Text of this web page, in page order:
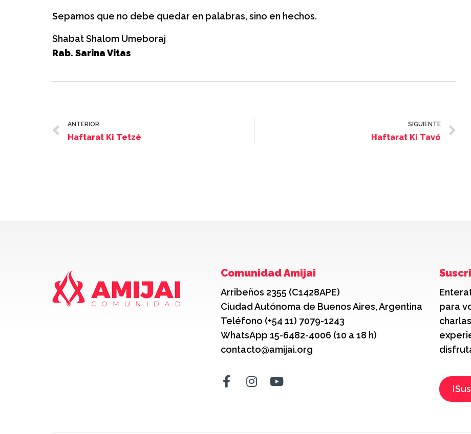
Sepamos que no debe quedar en palabras, sino en hechos.
Shabat Shalom Umeboraj
Rab. Sarina Vitas
ANTERIOR
Haftarat Ki Tetzé
SIGUIENTE
Haftarat Ki Tavó
Comunidad Amijai
Arribeños 2355 (C1428APE)
Ciudad Autónoma de Buenos Aires, Argentina
Teléfono (+54 11) 7079-1243
WhatsApp 15-6482-4006 (10 a 18 h)
contacto@amijai.org
para